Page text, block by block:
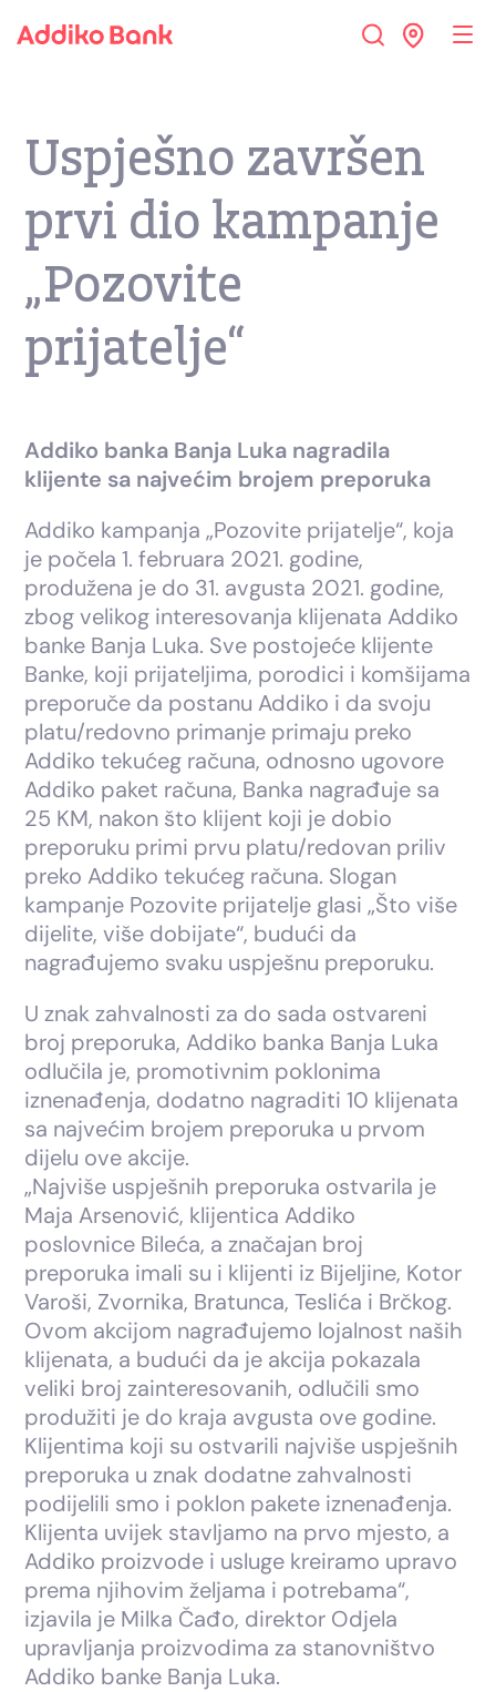
Uspješno završen
prvi dio kampanje
„Pozovite
prijatelje“
Addiko banka Banja Luka nagradila
klijente sa najvećim brojem preporuka
Addiko kampanja „Pozovite prijatelje“, koja
je počela 1. februara 2021. godine,
produžena je do 31. avgusta 2021. godine,
zbog velikog interesovanja klijenata Addiko
banke Banja Luka. Sve postojeće klijente
Banke, koji prijateljima, porodici i komšijama
preporuče da postanu Addiko i da svoju
platu/redovno primanje primaju preko
Addiko tekućeg računa, odnosno ugovore
Addiko paket računa, Banka nagrađuje sa
25 KM, nakon što klijent koji je dobio
preporuku primi prvu platu/redovan priliv
preko Addiko tekućeg računa. Slogan
kampanje Pozovite prijatelje glasi „Što više
dijelite, više dobijate“, budući da
nagrađujemo svaku uspješnu preporuku.
U znak zahvalnosti za do sada ostvareni
broj preporuka, Addiko banka Banja Luka
odlučila je, promotivnim poklonima
iznenađenja, dodatno nagraditi 10 klijenata
sa najvećim brojem preporuka u prvom
dijelu ove akcije.
„Najviše uspješnih preporuka ostvarila je
Maja Arsenović, klijentica Addiko
poslovnice Bileća, a značajan broj
preporuka imali su i klijenti iz Bijeljine, Kotor
Varoši, Zvornika, Bratunca, Teslića i Brčkog.
Ovom akcijom nagrađujemo lojalnost naših
klijenata, a budući da je akcija pokazala
veliki broj zainteresovanih, odlučili smo
produžiti je do kraja avgusta ove godine.
Klijentima koji su ostvarili najviše uspješnih
preporuka u znak dodatne zahvalnosti
podijelili smo i poklon pakete iznenađenja.
Klijenta uvijek stavljamo na prvo mjesto, a
Addiko proizvode i usluge kreiramo upravo
prema njihovim željama i potrebama“,
izjavila je Milka Čađo, direktor Odjela
upravljanja proizvodima za stanovništvo
Addiko banke Banja Luka.